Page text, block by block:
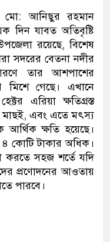
মো: আনিছুর রহমান
দিন যাবত অতিবৃষ্টি
রয়েছে, বিশেষ
সদরের বেতনা নদীর
তার আশপাশের
মিশে গেছে। এখানে
এরিয়া ক্ষতিগ্রস্ত
মাছই, এবং এতে মৎস্য
ক্ষতি হয়েছে।
কোটি টাকার অধিক।
করতে সহজ শর্তে যদি
প্রণোদনের আওতায়
পারবে।